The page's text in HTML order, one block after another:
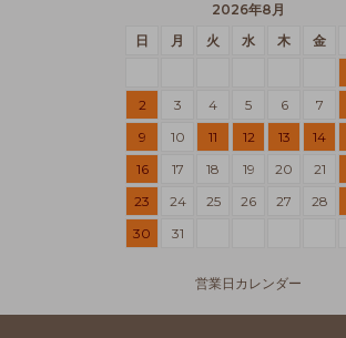
2026年8月
日
月 火 水 木 金
2
3 4 5 6 7
9
10 11 12 13 14
16
17 18 19 20 21
23
24 25 26 27 28
30
31
営業日カレンダー